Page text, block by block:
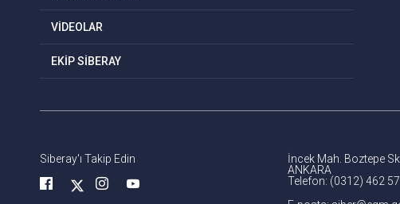
VİDEOLAR
EKİP SİBERAY
Siberay'ı Takip Edin
İncek Mah. Boztepe
ANKARA
Telefon: (0312) 462